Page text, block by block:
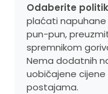
Odaberite
plaćati
pun-pun,
spremnikom
Nema dodatnih
uobičajene cijene
postajama.